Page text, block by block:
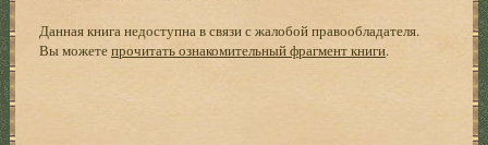
Данная книга недоступна в связи с жалобой правообладателя.
Вы можетепрочитать ознакомительный фрагмент книги.